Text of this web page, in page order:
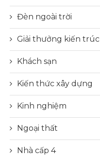
Đèn ngoài trời
Giải thưởng kiến trúc
Khách sạn
Kiến thức xây dựng
Kinh nghiệm
Ngoại thất
Nhà cấp 4